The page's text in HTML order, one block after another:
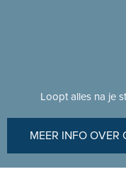
Loopt alles na je
MEER INFO OVER